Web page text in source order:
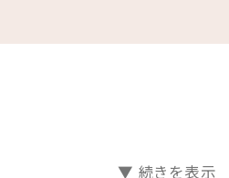
「アデリアグラス」にカラフ
▼ 続きを表示